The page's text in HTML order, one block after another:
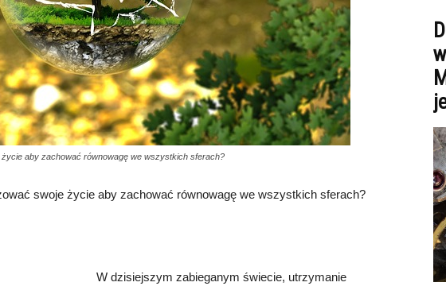
aby zachować równowagę we wszystkich sferach?
swoje życie aby zachować równowagę we wszystkich sferach?
W dzisiejszym zabieganym świecie, utrzymanie